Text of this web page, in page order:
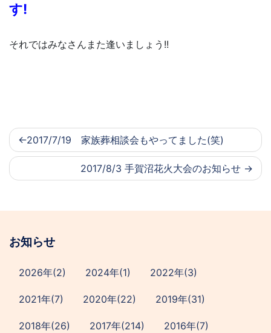
す!
それではみなさんまた逢いましょう!!
2017/7/19 家族葬相談会もやってました(笑)
2017/8/3 手賀沼花火大会のお知らせ
お知らせ
2026年(2) 2024年(1) 2022年(3)
2021年(7) 2020年(22) 2019年(31)
2018年(26) 2017年(214) 2016年(7)